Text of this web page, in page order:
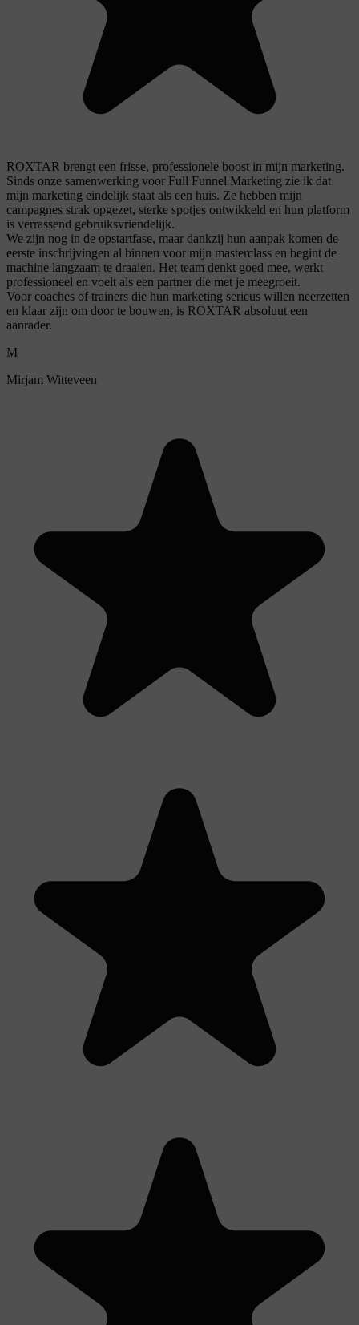
ROXTAR brengt een frisse, professionele boost in mijn marketing.
Sinds onze samenwerking voor Full Funnel Marketing zie ik dat
mijn marketing eindelijk staat als een huis. Ze hebben mijn
campagnes strak opgezet, sterke spotjes ontwikkeld en hun platform
is verrassend gebruiksvriendelijk.
We zijn nog in de opstartfase, maar dankzij hun aanpak komen de
eerste inschrijvingen al binnen voor mijn masterclass en begint de
machine langzaam te draaien. Het team denkt goed mee, werkt
professioneel en voelt als een partner die met je meegroeit.
Voor coaches of trainers die hun marketing serieus willen neerzetten
en klaar zijn om door te bouwen, is ROXTAR absoluut een
aanrader.
M
Mirjam Witteveen